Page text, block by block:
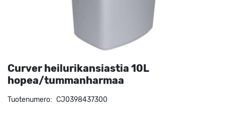
Curver heilurikansiastia 10L
hopea/tummanharmaa
Tuotenumero: CJ0398437300